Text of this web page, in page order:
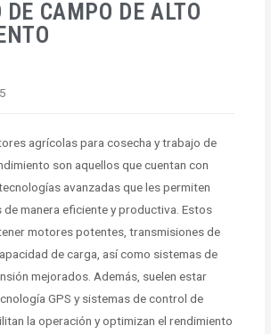
CAMPO DE ALTO
agrícolas para cosecha y trabajo de
son aquellos que cuentan con
avanzadas que les permiten
de manera eficiente y productiva. Estos
motores potentes, transmisiones de
de carga, así como sistemas de
mejorados. Además, suelen estar
GPS y sistemas de control de
la operación y optimizan el rendimiento